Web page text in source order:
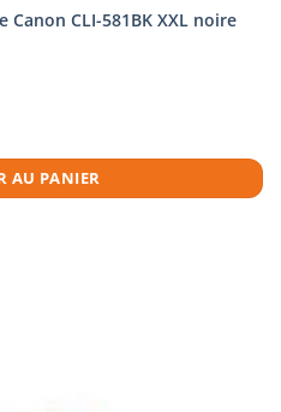
CLI-581BK XXL noire
Canon CLI-581BK XXL noire
AU PANIER